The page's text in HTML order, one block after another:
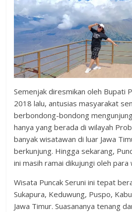
Semenjak diresmikan oleh Bupati
2018 lalu, antusias masyarakat
berbondong-bondong
hanya yang berada di wilayah
banyak wisatawan di luar Jawa
berkunjung. Hingga sekarang,
ini masih ramai dikujungi oleh para
Wisata Puncak Seruni ini tepat
Sukapura, Keduwung, Puspo,
Jawa Timur. Suasananya tenang